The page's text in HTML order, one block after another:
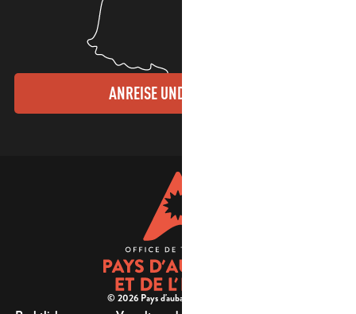
ANREISE UND KONTAKTE
© 2026 Pays d'aubagne et de l'étoile -